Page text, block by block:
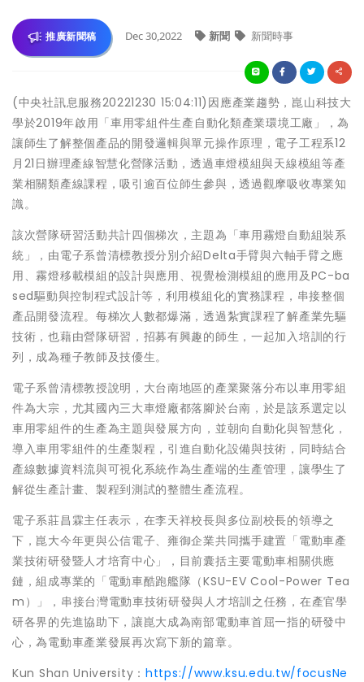
推廣新聞稿 Dec 30,2022 新聞 新聞時事
(中央社訊息服務20221230 15:04:11)因應產業趨勢，崑山科技大
學於2019年啟用「車用零組件生產自動化類產業環境工廠」，為
讓師生了解整個產品的開發邏輯與單元操作原理，電子工程系12
月21日辦理產線智慧化營隊活動，透過車燈模組與天線模組等產
業相關類產線課程，吸引逾百位師生參與，透過觀摩吸收專業知
識。
該次營隊研習活動共計四個梯次，主題為「車用霧燈自動組裝系
統」，由電子系曾清標教授分別介紹Delta手臂與六軸手臂之應
用、霧燈移載模組的設計與應用、視覺檢測模組的應用及PC-ba
sed驅動與控制程式設計等，利用模組化的實務課程，串接整個
產品開發流程。每梯次人數都爆滿，透過紮實課程了解產業先驅
技術，也藉由營隊研習，招募有興趣的師生，一起加入培訓的行
列，成為種子教師及技優生。
電子系曾清標教授說明，大台南地區的產業聚落分布以車用零組
件為大宗，尤其國內三大車燈廠都落腳於台南，於是該系選定以
車用零組件的生產為主題與發展方向，並朝向自動化與智慧化，
導入車用零組件的生產製程，引進自動化設備與技術，同時結合
產線數據資料流與可視化系統作為生產端的生產管理，讓學生了
解從生產計畫、製程到測試的整體生產流程。
電子系莊昌霖主任表示，在李天祥校長與多位副校長的領導之
下，崑大今年更與公信電子、雍御企業共同攜手建置「電動車產
業技術研發暨人才培育中心」，目前囊括主要電動車相關供應
鏈，組成專業的「電動車酷跑艦隊（KSU-EV Cool-Power Tea
m）」，串接台灣電動車技術研發與人才培訓之任務，在產官學
研各界的先進協助下，讓崑大成為南部電動車首屈一指的研發中
心，為電動車產業發展再次寫下新的篇章。
Kun Shan University： https://www.ksu.edu.tw/focusNe